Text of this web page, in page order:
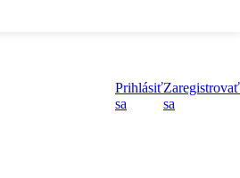
Prihlásiť
sa
Zaregistrovať
sa